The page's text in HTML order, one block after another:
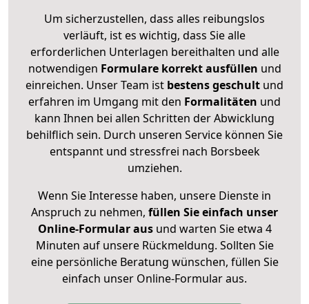
Um sicherzustellen, dass alles reibungslos
verläuft, ist es wichtig, dass Sie alle
erforderlichen Unterlagen bereithalten und alle
notwendigen Formulare korrekt ausfüllen und
einreichen. Unser Team ist bestens geschult und
erfahren im Umgang mit den Formalitäten und
kann Ihnen bei allen Schritten der Abwicklung
behilflich sein. Durch unseren Service können Sie
entspannt und stressfrei nach Borsbeek
umziehen.
Wenn Sie Interesse haben, unsere Dienste in
Anspruch zu nehmen, füllen Sie einfach unser
Online-Formular ausund warten Sie etwa 4
Minuten auf unsere Rückmeldung. Sollten Sie
eine persönliche Beratung wünschen, füllen Sie
einfach unser Online-Formular aus.